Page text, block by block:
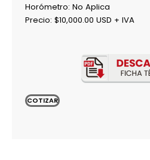
Horómetro: No Aplica
Precio: $10,000.00 USD + IVA
COTIZAR